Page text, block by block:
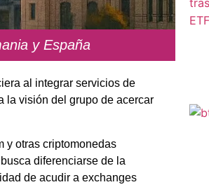
y España
al integrar servicios de
la visión del grupo de acercar
y otras criptomonedas
diferenciarse de la
de acudir a exchanges